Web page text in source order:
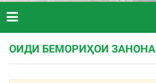
ОИДИ БЕМОРИҲОИ ЗАНОНА